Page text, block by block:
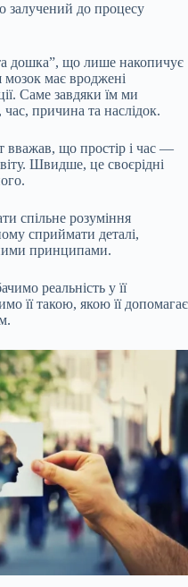
залучений до процесу
дошка”, що лише накопичує
має вроджені
Саме завдяки їм ми
час, причина та наслідок.
вважав, що простір і час —
Швидше, це своєрідні
спільне розуміння
сприймати деталі,
принципами.
реальність у її
її такою, якою її допомагає